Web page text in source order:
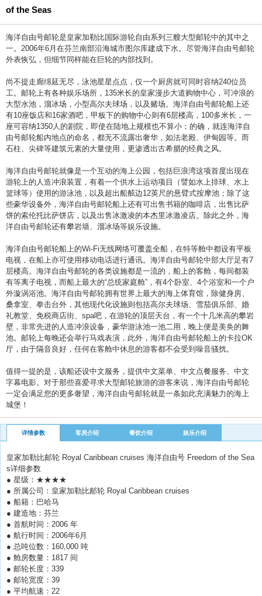
of the Seas
海洋自由号邮轮是皇家加勒比国际游轮自由系列三艘大型邮轮中的其中之
一。2006年6月在芬兰南部沿海城市图尔库建成下水。尽管海洋自由号邮轮
外表恢弘，但细节同样能在巨轮的内部找到。
尚不提走廊绵延无尽，泳池星星点点，仅一个厨房就可同时容纳240位员
工。邮轮上有各种娱乐场所，135米长的皇家漫步大道购物中心，可冲浪的
大型水池，溜冰场，小型高尔夫球场，以及赌场。海洋自由号邮轮船上还
有10座饭店和16家酒吧，甲板下的购物中心则有6层楼高，100多米长，一
座可容纳1350人的剧院，即使在陆地上规模也不算小；的确，就连海洋自
由号邮轮船内地点的命名，都无不流露出奢华，如法老殿、伊甸园等。而
石柱、尖碑等建筑元素的大量使用，更渗透出古希腊的经典之风。
海洋自由号邮轮就像是一个互动的海上公园，包括巨浪湾这项首度出现在
游轮上的人造冲浪装置，有着一个供水上运动项目（譬如水上排球、水上
篮球等）使用的游泳池，以及超出船舷边12英尺的悬臂式按摩池；除了这
些豪华设备外，海洋自由号邮轮船上还有可出售书籍的咖啡店，出售比萨
饼的索伦托比萨饼店，以及出售冰激凌的本杰里冰激凌店。除此之外，海
洋自由号邮轮还有攀岩墙、溜冰场等娱乐设施。
海洋自由号邮轮船上的Wi-Fi无线网络可覆盖全船，在特等舱中都设有平板
电视，在船上亦可使用移动电话进行通讯。海洋自由号邮轮中部大厅足有7
层楼高。海洋自由号邮轮的各类设施都是一流的，船上的客舱，每间都装
有等离子电视，而船上最大的“总统家庭舱”，有4个卧室、4个浴室和一个户
外漩涡浴池。海洋自由号邮轮拥有世界上最大的海上体育馆，除健身房、
桑拿室、拳击台外，其他现代化设施则包括高尔夫球场、雪茄俱乐部、婚
礼教堂、免税商店街、spa吧，在游轮的顶层天台，有一个十几米高的攀岩
壁，非常先进的人造冲浪设备，豪华游泳池一池二用，晚上便是美奂的舞
池。邮轮上每晚还会举行马戏表演，此外，海洋自由号邮轮船上的卡拉OK
厅，由于隔音良好，任何在客舱中休息的游客都不会受到噪音骚扰。
值得一提的是，该船还设中文服务，提供中文菜单、中文点餐服务、中文
字幕电影。对于那些喜爱寻求大型邮轮旅游的游客来说，海洋自由号邮轮
一定会满足您的更多奢望，海洋自由号邮轮就是一条如此充满魅力的海上
城堡！
详情参数 客房介绍 餐饮介绍 娱乐介绍
皇家加勒比邮轮 Royal Caribbean cruises 海洋自由号 Freedom of the Sea
s详细参数
● 星级：★★★★
● 所属公司：皇家加勒比邮轮 Royal Caribbean cruises
● 船籍：巴哈马
● 建造地：芬兰
● 首航时间：2006 年
● 航行时间：2006年6月
● 总吨位数：160,000 吨
● 舱房数量：1817 间
● 邮轮长度：339
● 邮轮宽度：39
● 平均航速：22